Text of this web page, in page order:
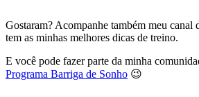
Gostaram? Acompanhe também meu canal
tem as minhas melhores dicas de treino.
E você pode fazer parte da minha
Programa Barriga de Sonho 😉